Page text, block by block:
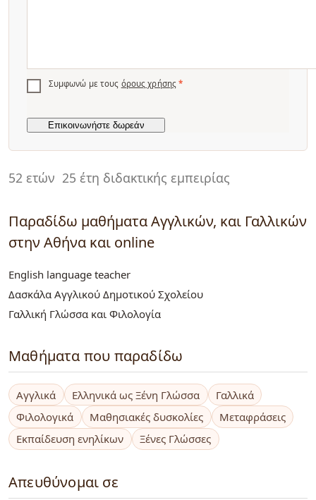
52 ετών 25 έτη διδακτικής εμπειρίας
Παραδίδω μαθήματα Αγγλικών, και Γαλλικών
στην Αθήνα και online
English language teacher
Δασκάλα Αγγλικού Δημοτικού Σχολείου
Γαλλική Γλώσσα και Φιλολογία
Μαθήματα που παραδίδω
Αγγλικά Ελληνικά ως Ξένη Γλώσσα
Γαλλικά
Φιλολογικά
Μαθησιακές δυσκολίες
Μεταφράσεις
Εκπαίδευση ενηλίκων
Ξένες Γλώσσες
Απευθύνομαι σε
Συμφωνώ με τους όρους χρήσης *